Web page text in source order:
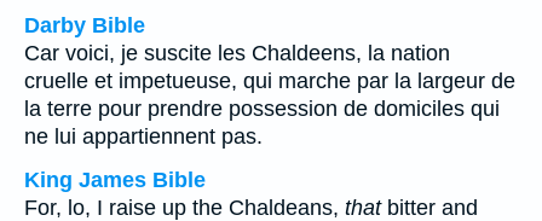
Darby Bible
Car voici, je suscite les Chaldeens, la nation
cruelle et impetueuse, qui marche par la largeur de
la terre pour prendre possession de domiciles qui
ne lui appartiennent pas.
King James Bible
For, lo, I raise up the Chaldeans, thatbitter and